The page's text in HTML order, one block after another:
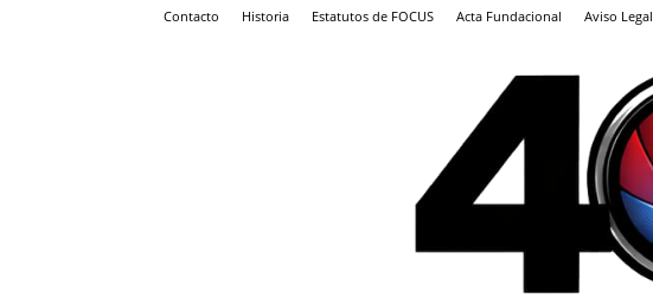
Contacto Historia Estatutos de FOCUS Acta Fundacional Aviso Legal